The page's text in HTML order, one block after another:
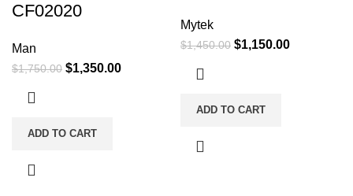
CF02020
Man
$1,750.00 $1,350.00
ADD TO CART
Mytek
$1,450.00 $1,150.00
ADD TO CART